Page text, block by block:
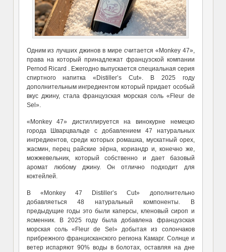
Одним из лучших джинов в мире считается « Monkey 47»,
права на который принадлежат французской компании
Pernod Ricard . Ежегодно выпускается специальная серия
спиртного напитка «Distiller’s Cut». В 2025 году
дополнительным ингредиентом который придает особый
вкус джину, стала французская морская соль « Fleur de
Sel ».
«Monkey 47» дистиллируется на винокурне немецко
города Шварцвальде с добавлением 47 натуральных
ингредиентов, среди которых ромашка, мускатный орех,
жасмин, перец райские зёрна, кориандр и, конечно же,
можжевельник, который собственно и дает базовый
аромат любому джину. Он отлично подходит для
коктейлей.
В « Monkey 47 Distiller’s Cut» дополнительно
добавляеться 48 натуральный компоненты. В
предыдущие годы это быликаперсы, кленовый сироп и
ясменник. В 2025 году была добавлена французская
морская соль « Fleur de Sel » добытая из солончаков
прибрежного францисканского региона Камарг. Солнце и
ветер испаряют 90% воды в болотах, оставляя на дне